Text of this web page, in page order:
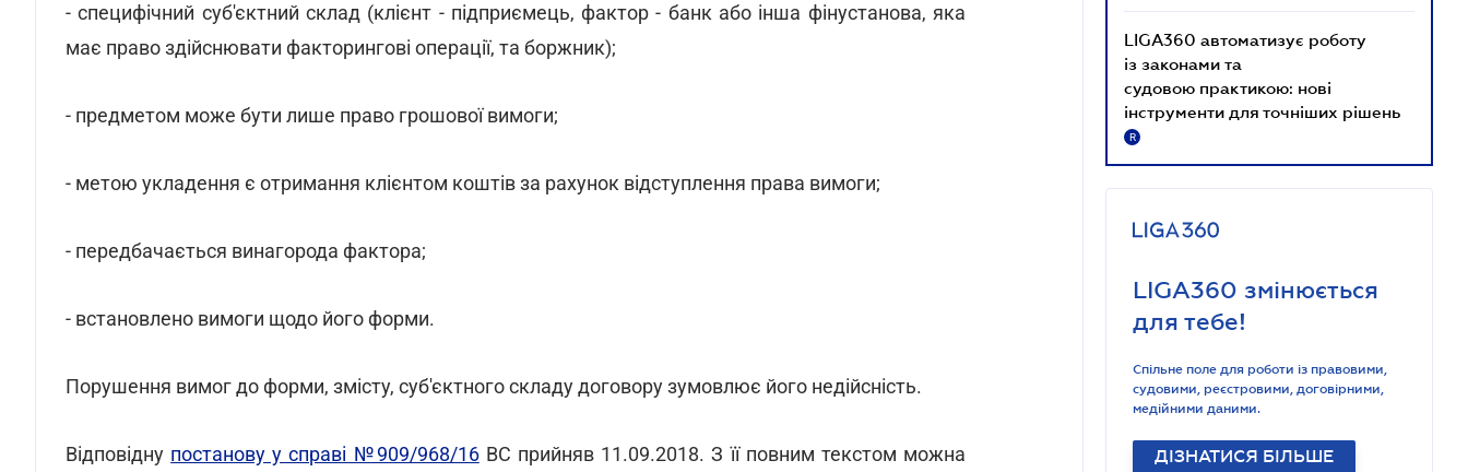
- специфічний суб'єктний склад (клієнт - підприємець, фактор - банк або інша фінустанова, яка
має право здійснювати факторингові операції, та боржник);
- предметом може бути лише право грошової вимоги;
- метою укладення є отримання клієнтом коштів за рахунок відступлення права вимоги;
- передбачається винагорода фактора;
- встановлено вимоги щодо його форми.
Порушення вимог до форми, змісту, суб'єктного складу договору зумовлює його недійсність.
Відповідну постанову у справі №909/968/16ВС прийняв 11.09.2018. З її повним текстом можна
LIGA360 автоматизує роботу
із законами та
судовою практикою: нові
інструменти для точніших рішень
R
LIGA360 змінюється
для тебе!
Спільне поле для роботи із правовими,
судовими, реєстровими, договірними,
медійними даними.
ДІЗНАТИСЯ БІЛЬШЕ